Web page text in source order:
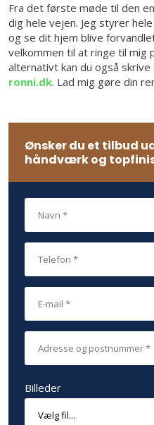
Fra det første møde til den
dig hele vejen. Jeg styrer
og se dit hjem blive
velkommen til at ringe til mig
alternativt kan du også skrive
ronni.dk. Lad mig gøre din
Ønsker du et tilbud
håndværk og
Billeder